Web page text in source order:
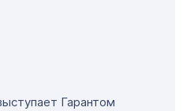
Гарантом